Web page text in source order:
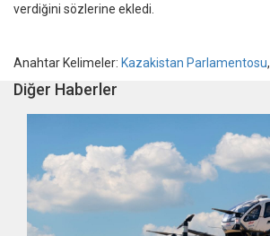
verdiğini sözlerine ekledi.
Anahtar Kelimeler: Kazakistan Parlamentosu,
Diğer Haberler